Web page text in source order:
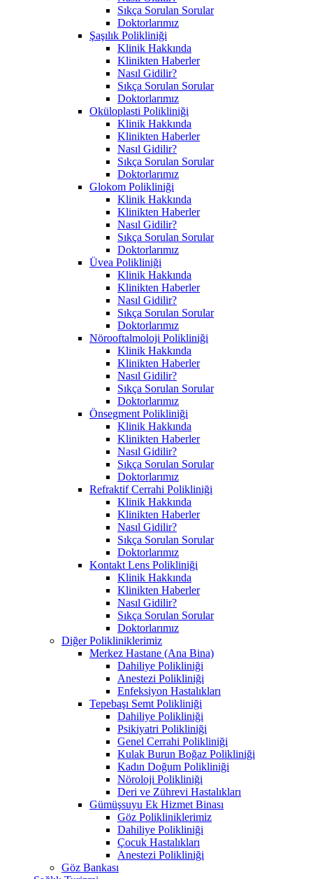
Sıkça Sorulan Sorular
Doktorlarımız
Şaşılık Polikliniği
Klinik Hakkında
Klinikten Haberler
Nasıl Gidilir?
Sıkça Sorulan Sorular
Doktorlarımız
Oküloplasti Polikliniği
Klinik Hakkında
Klinikten Haberler
Nasıl Gidilir?
Sıkça Sorulan Sorular
Doktorlarımız
Glokom Polikliniği
Klinik Hakkında
Klinikten Haberler
Nasıl Gidilir?
Sıkça Sorulan Sorular
Doktorlarımız
Üvea Polikliniği
Klinik Hakkında
Klinikten Haberler
Nasıl Gidilir?
Sıkça Sorulan Sorular
Doktorlarımız
Nörooftalmoloji Polikliniği
Klinik Hakkında
Klinikten Haberler
Nasıl Gidilir?
Sıkça Sorulan Sorular
Doktorlarımız
Önsegment Polikliniği
Klinik Hakkında
Klinikten Haberler
Nasıl Gidilir?
Sıkça Sorulan Sorular
Doktorlarımız
Refraktif Cerrahi Polikliniği
Klinik Hakkında
Klinikten Haberler
Nasıl Gidilir?
Sıkça Sorulan Sorular
Doktorlarımız
Kontakt Lens Polikliniği
Klinik Hakkında
Klinikten Haberler
Nasıl Gidilir?
Sıkça Sorulan Sorular
Doktorlarımız
Diğer Polikliniklerimiz
Merkez Hastane (Ana Bina)
Dahiliye Polikliniği
Anestezi Polikliniği
Enfeksiyon Hastalıkları
Tepebaşı Semt Polikliniği
Dahiliye Polikliniği
Psikiyatri Polikliniği
Genel Cerrahi Polikliniği
Kulak Burun Boğaz Polikliniği
Kadın Doğum Polikliniği
Nöroloji Polikliniği
Deri ve Zührevi Hastalıkları
Gümüşsuyu Ek Hizmet Binası
Göz Polikliniklerimiz
Dahiliye Polikliniği
Çocuk Hastalıkları
Anestezi Polikliniği
Göz Bankası